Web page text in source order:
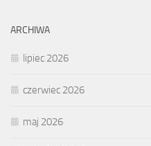
ARCHIWA
lipiec 2026
czerwiec 2026
maj 2026